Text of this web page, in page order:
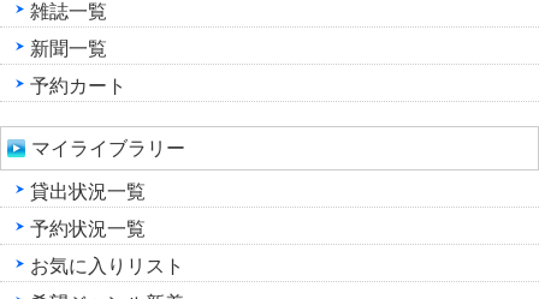
雑誌一覧
新聞一覧
予約カート
マイライブラリー
貸出状況一覧
予約状況一覧
お気に入りリスト